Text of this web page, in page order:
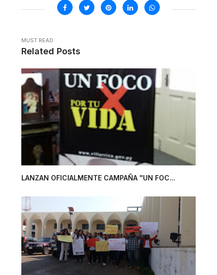
MUST READ
Related Posts
LANZAN OFICIALMENTE CAMPAÑA "UN FOC...